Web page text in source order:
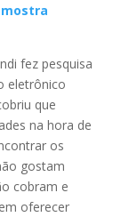
fez pesquisa
eletrônico
que
na hora de
os
gostam
cobram e
oferecer